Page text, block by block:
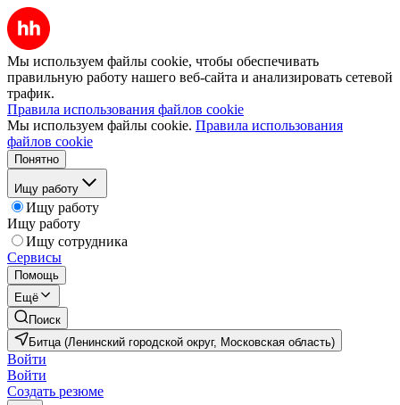
Мы используем файлы cookie, чтобы обеспечивать
правильную работу нашего веб-сайта и анализировать сетевой
трафик.
Правила использования файлов cookie
Мы используем файлы cookie. Правила использования
файлов cookie
Понятно
Ищу работу
Ищу работу
Ищу работу
Ищу сотрудника
Сервисы
Помощь
Ещё
Поиск
Битца (Ленинский городской округ, Московская область)
Войти
Войти
Создать резюме